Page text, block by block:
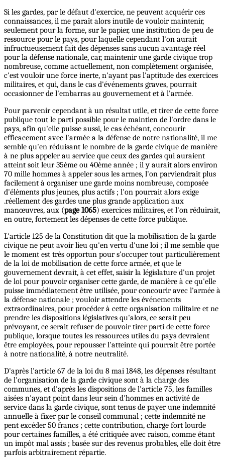
Si les gardes, par le défaut d'exercice, ne peuvent acquérir ces
connaissances, il me paraît alors inutile de vouloir maintenir,
seulement pour la forme, sur le papier, une institution de peu de
ressource pour le pays, pour laquelle cependant l'on aurait
infructueusement fait des dépenses sans aucun avantage réel
pour la défense nationale, car, maintenir une garde civique trop
nombreuse, comme actuellement, non complètement organisée,
c'est vouloir une force inerte, n'ayant pas l'aptitude des exercices
militaires, et qui, dans le cas d'événements graves, pourrait
occasionner de l'embarras au gouvernement et à l'armée.
Pour parvenir cependant à un résultat utile, et tirer de cette force
publique tout le parti possible pour le maintien de l'ordre dans le
pays, afin qu'elle puisse aussi, le cas échéant, concourir
efficacement avec l'armée a la défense de notre nationalité, il me
semble qu'en réduisant le nombre de la garde civique de manière
à ne plus appeler au service que ceux des gardes qui auraient
atteint soit leur 35ème ou 40ème année ; il y aurait alors environ
70 mille hommes à appeler sous les armes, l'on parviendrait plus
facilement à organiser une garde moins nombreuse, composée
d'éléments plus jeunes, plus actifs ; l'on pourrait alors exige
.réellement des gardes une plus grande application aux
manœuvres, aux (page 1065) exercices militaires, et l'on réduirait,
en outre, fortement les dépenses de cette force publique.
L'article 125 de la Constitution dit que la mobilisation de la garde
civique ne peut avoir lieu qu'en vertu d'une loi ; il me semble que
le moment est très opportun pour s'occuper tout particulièrement
de la loi de mobilisation de cette force armée, et que le
gouvernement devrait, à cet effet, saisir la législature d'un projet
de loi pour pouvoir organiser cette garde, de manière à ce qu'elle
puisse immédiatement être utilisée, pour concourir avec l'armée à
la défense nationale ; vouloir attendre les événements
extraordinaires, pour procéder à cette organisation militaire et ne
prendre les dispositions législatives qu'alors, ce serait peu
prévoyant, ce serait refuser de pouvoir tirer parti de cette force
publique, lorsque toutes les ressources utiles du pays devraient
être employées, pour repousser l'atteinte qui pourrait être portée
à notre nationalité, à notre neutralité.
D'après l'article 67 de la loi du 8 mai 1848, les dépenses résultant
de l'organisation de la garde civique sont à la charge des
communes, et d'après les dispositions de l'article 75, les familles
aisées n'ayant point dans leur sein d'hommes en activité de
service dans la garde civique, sont tenus de payer une indemnité
annuelle à fixer par le conseil communal ; cette indemnité ne
pent excéder 50 francs ; cette contribution, charge fort lourde
pour certaines familles, a été critiquée avec raison, comme étant
un impôt mal assis ; basée sur des revenus probables, elle doit être
parfois arbitrairement répartie.